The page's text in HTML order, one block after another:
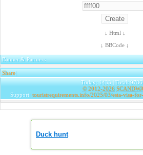
↓ Html ↓
↓ BBCode ↓
Banner & Partners
Share|
Today: 1433 | Total:
© 2012-2026
Support: touristrequirements.info/2025/03/esta-visa-
Duck hunt